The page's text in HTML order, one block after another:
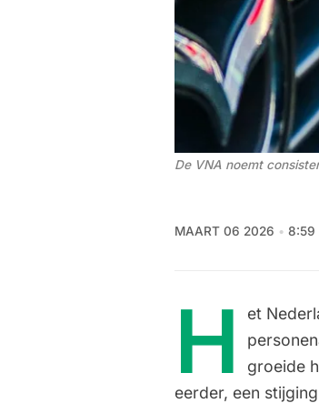
De VNA noemt
MAART 06 2026 8:59
H
et
groeide
eerder, een